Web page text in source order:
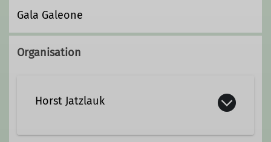
Gala Galeone
Organisation
Horst Jatzlauk